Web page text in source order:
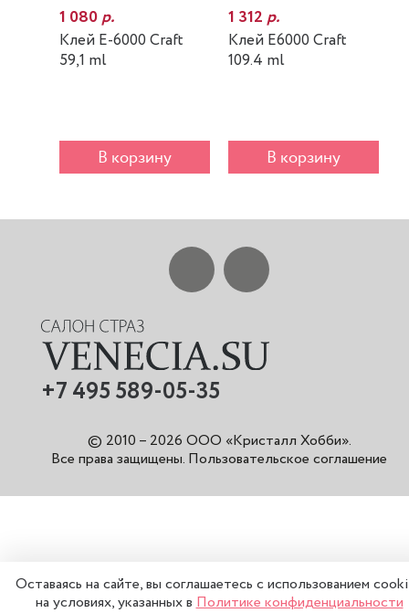
1 080р.
Клей E-6000 Craft
59,1 ml
В корзину
1 312р.
Клей E6000 Craft
109.4 ml
В корзину
+7 495 589-05-35
© 2010 – 2026 ООО «Кристалл Хобби».
Все права защищены. Пользовательское соглашение
Оставаясь на сайте, вы соглашаетесь с использованием
на условиях, указанных вПолитике конфиденциальности